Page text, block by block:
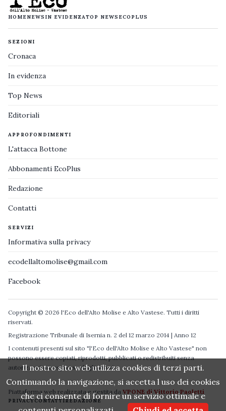
HOMENEWS IN EVIDENZATOP NEWS ECOPLUS
SEZIONI
Cronaca
In evidenza
Top News
Editoriali
APPROFONDIMENTI
L'attacca Bottone
Abbonamenti EcoPlus
Redazione
Contatti
SERVIZI
Informativa sulla privacy
ecodellaltomolise@gmail.com
Facebook
Copyright © 2026 l'Eco dell'Alto Molise e Alto Vastese. Tutti i diritti
riservati.
Registrazione Tribunale di Isernia n. 2 del 12 marzo 2014 | Anno 12
I contenuti presenti sul sito "l'Eco dell'Alto Molise e Alto Vastese" non
possono essere copiati, riprodotti, pubblicati o redistribuiti senza
autorizzazione espressa degli autori.
Piattaforma web realizzata e gestita da VPONE di Vittorio Paoletti
PRIVACYCONTATTIREDAZIONE
Il nostro sito web utilizza cookies di terzi parti.
Continuando la navigazione, si accetta l uso dei cookies
che ci consente di fornire un servizio ottimale e